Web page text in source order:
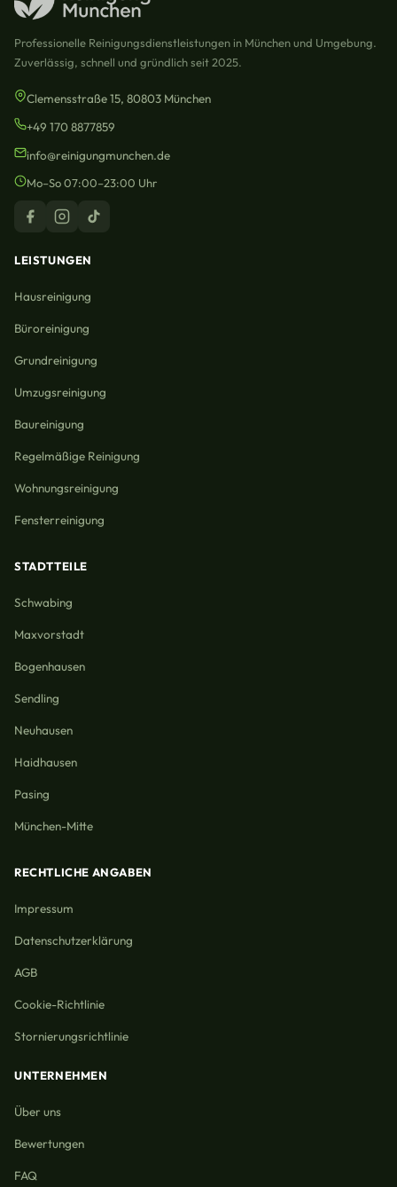
Professionelle Reinigungsdienstleistungen in München und Umgebung.
Zuverlässig, schnell und gründlich seit 2025.
Clemensstraße 15, 80803 München
+49 170 8877859
info@reinigungmunchen.de
Mo–So 07:00–23:00 Uhr
LEISTUNGEN
Hausreinigung
Büroreinigung
Grundreinigung
Umzugsreinigung
Baureinigung
Regelmäßige Reinigung
Wohnungsreinigung
Fensterreinigung
STADTTEILE
Schwabing
Maxvorstadt
Bogenhausen
Sendling
Neuhausen
Haidhausen
Pasing
München-Mitte
RECHTLICHE ANGABEN
Impressum
Datenschutzerklärung
AGB
Cookie-Richtlinie
Stornierungsrichtlinie
UNTERNEHMEN
Über uns
Bewertungen
FAQ